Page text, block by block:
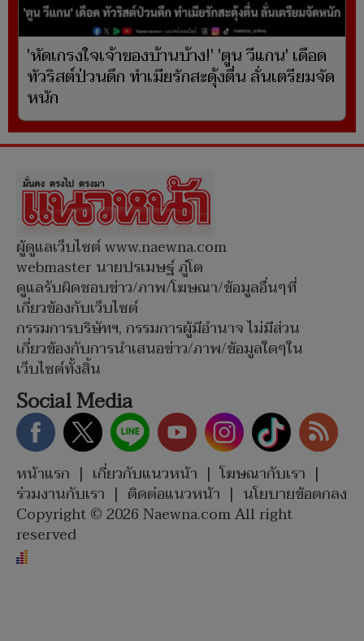
'หัดเกรงใจเจ้าของบ้านบ้าง!' 'ตูน วีแกน' เดือด
ทัวริสต์ป่วนดึก ทำเมียรักสะดุ้งตื่น ลั่นเตรียมจัด
หนัก
ผู้ดูแลเว็บไซต์ www.naewna.com
webmaster นายปรเมษฐ์ ภู่โต
ดูแลรับผิดชอบข่าว/ภาพ/โฆษณา/ข้อมูลอื่นๆที่
เกี่ยวข้องกับเว็บไซต์
กรรมการบริษัทฯ, กรรมการผู้มีอำนาจ ไม่มีส่วน
เกี่ยวข้องกับการนำเสนอข่าว/ภาพ/ข้อมูลใดๆใน
เว็บไซต์ทั้งสิ้น
Social Media
หน้าแรก | เกี่ยวกับแนวหน้า | โฆษณากับเรา |
ร่วมงานกับเรา | ติดต่อแนวหน้า | นโยบายข้อตกลง
Copyright © 2026 Naewna.com All right
reserved